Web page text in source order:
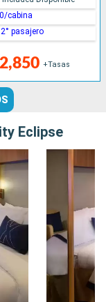
+Tasas
cabina
pasajero
Eclipse